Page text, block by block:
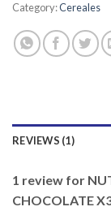
Category:Cereales
REVIEWS (1)
1 review for
CHOCOLATE